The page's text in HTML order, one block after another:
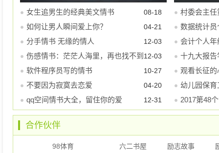
女生追男生的经典美文情书 08-18
如何让男人瞬间爱上你？ 04-21
分手情书 无缘的情人 12-03
伤感情书：茫茫人海里，再也找不到
你的身影
12-03
软件程序员写的情书 10-27
不要因为寂寞去恋爱 04-20
qq空间情书大全，留住你的爱 12-31
村委会主
数据统计
会计个人
全
十九大报
观看长征
幼儿园保
2017第48
合作伙伴
98体育 六二书屋 励志故事